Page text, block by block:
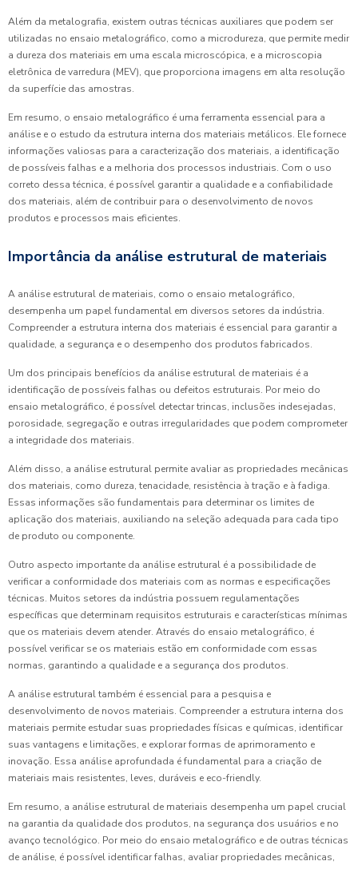
Além da metalografia, existem outras técnicas auxiliares que podem ser
utilizadas no ensaio metalográfico, como a microdureza, que permite medir
a dureza dos materiais em uma escala microscópica, e a microscopia
eletrônica de varredura (MEV), que proporciona imagens em alta resolução
da superfície das amostras.
Em resumo, o ensaio metalográfico é uma ferramenta essencial para a
análise e o estudo da estrutura interna dos materiais metálicos. Ele fornece
informações valiosas para a caracterização dos materiais, a identificação
de possíveis falhas e a melhoria dos processos industriais. Com o uso
correto dessa técnica, é possível garantir a qualidade e a confiabilidade
dos materiais, além de contribuir para o desenvolvimento de novos
produtos e processos mais eficientes.
Importância da análise estrutural de materiais
A análise estrutural de materiais, como o ensaio metalográfico,
desempenha um papel fundamental em diversos setores da indústria.
Compreender a estrutura interna dos materiais é essencial para garantir a
qualidade, a segurança e o desempenho dos produtos fabricados.
Um dos principais benefícios da análise estrutural de materiais é a
identificação de possíveis falhas ou defeitos estruturais. Por meio do
ensaio metalográfico, é possível detectar trincas, inclusões indesejadas,
porosidade, segregação e outras irregularidades que podem comprometer
a integridade dos materiais.
Além disso, a análise estrutural permite avaliar as propriedades mecânicas
dos materiais, como dureza, tenacidade, resistência à tração e à fadiga.
Essas informações são fundamentais para determinar os limites de
aplicação dos materiais, auxiliando na seleção adequada para cada tipo
de produto ou componente.
Outro aspecto importante da análise estrutural é a possibilidade de
verificar a conformidade dos materiais com as normas e especificações
técnicas. Muitos setores da indústria possuem regulamentações
específicas que determinam requisitos estruturais e características mínimas
que os materiais devem atender. Através do ensaio metalográfico, é
possível verificar se os materiais estão em conformidade com essas
normas, garantindo a qualidade e a segurança dos produtos.
A análise estrutural também é essencial para a pesquisa e
desenvolvimento de novos materiais. Compreender a estrutura interna dos
materiais permite estudar suas propriedades físicas e químicas, identificar
suas vantagens e limitações, e explorar formas de aprimoramento e
inovação. Essa análise aprofundada é fundamental para a criação de
materiais mais resistentes, leves, duráveis e eco-friendly.
Em resumo, a análise estrutural de materiais desempenha um papel crucial
na garantia da qualidade dos produtos, na segurança dos usuários e no
avanço tecnológico. Por meio do ensaio metalográfico e de outras técnicas
de análise, é possível identificar falhas, avaliar propriedades mecânicas,